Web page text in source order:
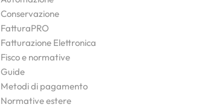
Conservazione
FatturaPRO
Fatturazione Elettronica
Fisco e normative
Guide
Metodi di pagamento
Normative estere